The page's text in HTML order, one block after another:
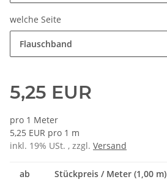
welche Seite
Flauschband
5,25 EUR
pro 1 Meter
5,25 EUR pro 1 m
inkl. 19% USt. , zzgl. Versand
ab Stückpreis / Meter (1,00 m)